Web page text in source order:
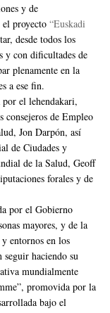
y de
el proyecto “Euskadi
desde todos los
y con dificultades de
plenamente en la
a ese fin.
el lehendakari,
de Empleo
Jon Darpón, así
de Ciudades y
de la Salud, Geoff
forales y de
por el Gobierno
mayores, y de la
entornos en los
seguir haciendo su
mundialmente
promovida por la
bajo el